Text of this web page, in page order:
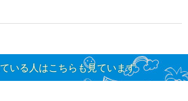
いる人はこちらも見ています